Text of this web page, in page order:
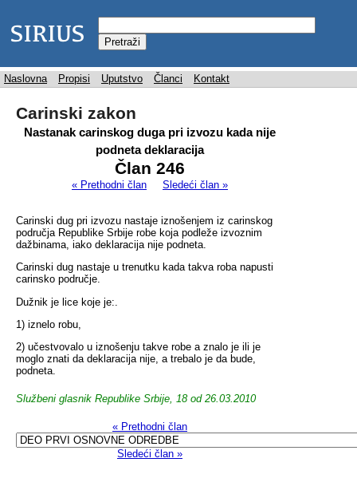
Naslovna Propisi Uputstvo Članci Kontakt
Carinski zakon
Nastanak carinskog duga pri izvozu kada nije
podneta deklaracija
Član 246
« Prethodni član Sledeći član »
Carinski dug pri izvozu nastaje iznošenjem iz carinskog
područja Republike Srbije robe koja podleže izvoznim
dažbinama, iako deklaracija nije podneta.
Carinski dug nastaje u trenutku kada takva roba napusti
carinsko područje.
Dužnik je lice koje je:.
1) iznelo robu,
2) učestvovalo u iznošenju takve robe a znalo je ili je
moglo znati da deklaracija nije, a trebalo je da bude,
podneta.
Službeni glasnik Republike Srbije, 18 od 26.03.2010
« Prethodni član
Sledeći član »